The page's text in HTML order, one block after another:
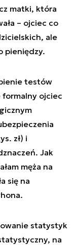
matki, która
– ojciec co
ale
pieniędzy.
testów
formalny ojciec
zł) i
Jak
męża na
się na
statystyk
na